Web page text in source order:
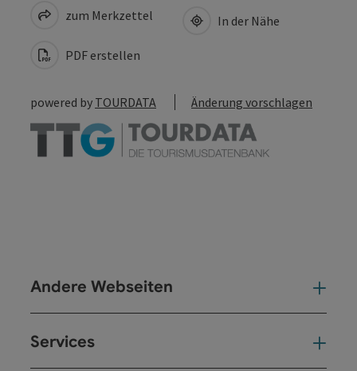
zum Merkzettel
PDF erstellen
In der Nähe
powered by TOURDATA Änderung vorschlagen
Andere Webseiten
Services